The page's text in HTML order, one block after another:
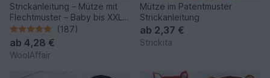
Strickanleitung – Mütze mit
Flechtmuster – Baby bis XXL -
No.153/E
(187)
ab 4,28 €
WoolAffair
Mütze im Patentmuster
Strickanleitung
ab 2,37 €
Strickita